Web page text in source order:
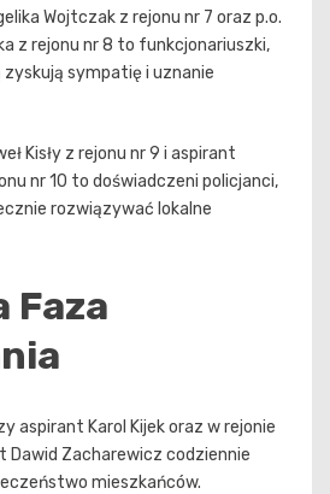
Wojtczak z rejonu nr 7 oraz p.o.
z rejonu nr 8 to funkcjonariuszki,
sympatię i uznanie
Kisły z rejonu nr 9 i aspirant
nr 10 to doświadczeni policjanci,
rozwiązywać lokalne
Faza
aspirant Karol Kijek oraz w rejonie
Dawid Zacharewicz codziennie
mieszkańców.